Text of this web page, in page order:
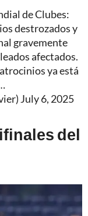
de Clubes:
destrozados y
gravemente
afectados.
ya está
July 6, 2025
del